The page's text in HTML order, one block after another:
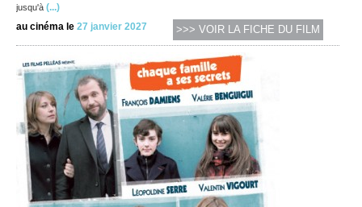
jusqu'à (...)
au cinéma le 27 janvier 2027 >>> VOIR LA FICHE DU FILM